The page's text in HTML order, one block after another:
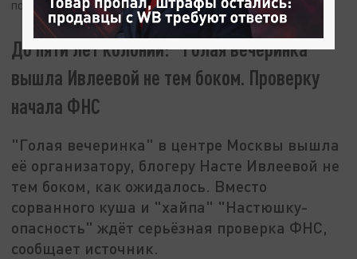
ПОДПИШИТЕСЬ:
До пяти лет колонии: "Голая вечеринка"
вышла Ивлеевой не тем боком. Проверку
начала ФНС
"Голая вечеринка" в центре Москвы вышла
её организатору, блогеру Насте Ивлеевой не
тем боком, как ожидалось. Вместо
сорванного куша и "хайпа" "Настюшку-
опасность" ждёт серьёзная проверка ФНС,
сообщает источник.